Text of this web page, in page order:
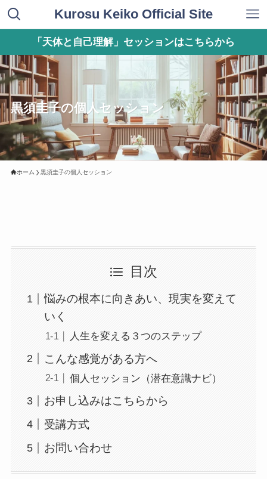
Kurosu Keiko Official Site
「天体と自己理解」セッションはこちらから
黒須圭子の個人セッション
ホーム 黒須圭子の個人セッション
目次
悩みの根本に向きあい、現実を変えて
いく
人生を変える３つのステップ
こんな感覚がある方へ
個人セッション（潜在意識ナビ）
お申し込みはこちらから
受講方式
お問い合わせ